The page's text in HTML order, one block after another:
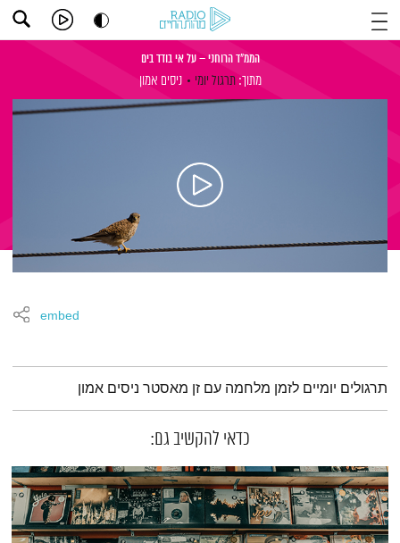
הממ"ד הרוחני – על אי בודד בים
מתוך: תרגול יומי ניסים אמון
embed
תמצית הפודקאסט
תרגולים יומיים לזמן מלחמה עם זן מאסטר ניסים אמון
כדאי להקשיב גם: